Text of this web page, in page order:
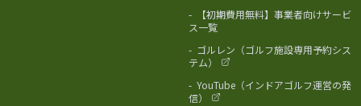
-
【初期費用無料】事業者向けサービ
ス一覧
- ゴルレン（ゴルフ施設専用予約シス
テム）
- YouTube（インドアゴルフ運営の発
信）